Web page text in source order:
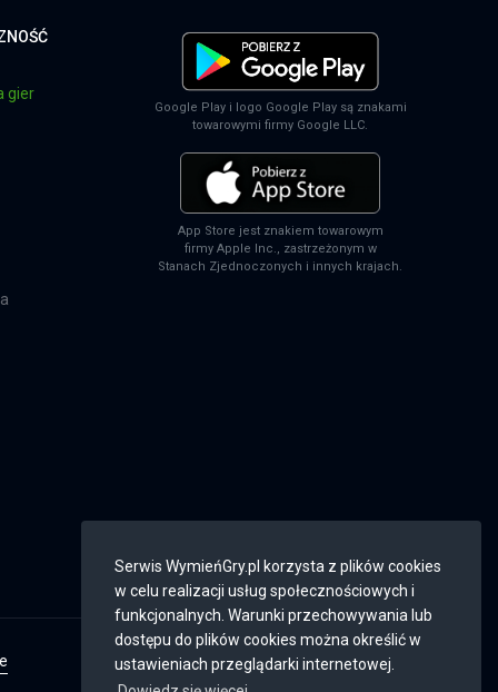
Serwis WymieńGry.pl korzysta z plików cookies
w celu realizacji usług społecznościowych i
funkcjonalnych. Warunki przechowywania lub
dostępu do plików cookies można określić w
ustawieniach przeglądarki internetowej.
gier
Google Play i logo Google Play są znakami
towarowymi firmy Google LLC.
App Store jest znakiem towarowym
firmy Apple Inc., zastrzeżonym w
Stanach Zjednoczonych i innych krajach.
BE AWESOME: Weryfikacja konta